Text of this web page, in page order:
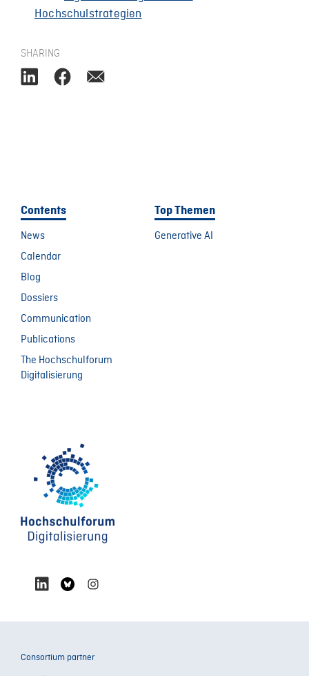
Hochschulstrategien
SHARING
Contents
News
Calendar
Blog
Dossiers
Communication
Publications
The Hochschulforum
Digitalisierung
Top Themen
Generative AI
Consortium partner